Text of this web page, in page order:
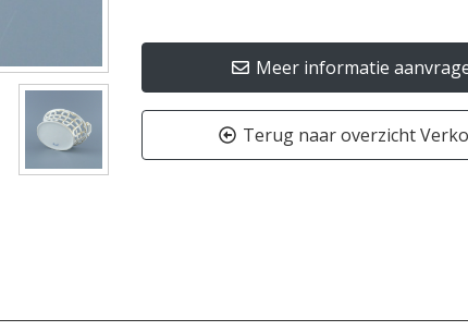
Meer informatie
Terug naar overzicht